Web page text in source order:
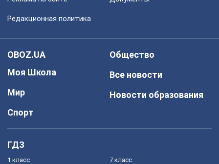
Редакционная политика
OBOZ.UA
Моя Школа
Мир
Спорт
Общество
Все новости
Новости образования
ГДЗ
1 класс 7 класс